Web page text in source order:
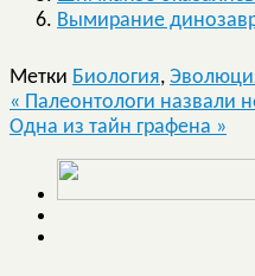
Вымирание
Метки Биология,
« Палеонтологи назвали
Одна из тайн графена »